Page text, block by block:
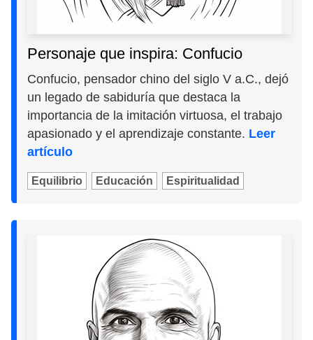
Personaje que inspira: Confucio
Confucio, pensador chino del siglo V a.C., dejó
un legado de sabiduría que destaca la
importancia de la imitación virtuosa, el trabajo
apasionado y el aprendizaje constante. Leer
artículo
Equilibrio Educación Espiritualidad